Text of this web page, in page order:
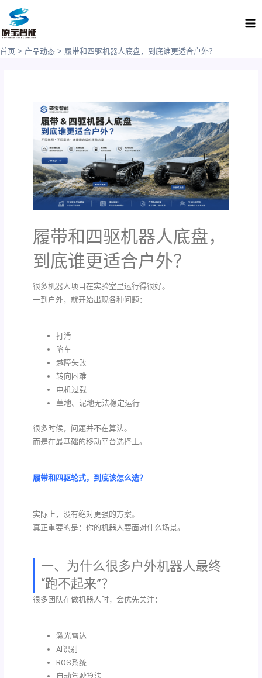
内
容
首页 产品动态 履带和四驱机器人底盘，到底谁更适合户外？
履带和四驱机器人底盘，
到底谁更适合户外？
很多机器人项目在实验室里运行得很好。
一到户外，就开始出现各种问题：
打滑
陷车
越障失败
转向困难
电机过载
草地、泥地无法稳定运行
很多时候，问题并不在算法。
而是在最基础的移动平台选择上。
履带和四驱轮式，到底该怎么选？
实际上，没有绝对更强的方案。
真正重要的是：你的机器人要面对什么场景。
一、为什么很多户外机器人最终
“跑不起来”？
很多团队在做机器人时，会优先关注：
激光雷达
AI识别
ROS系统
自动驾驶算法